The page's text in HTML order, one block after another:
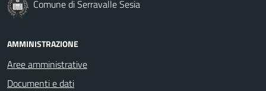
Comune di Serravalle Sesia
AMMINISTRAZIONE
Aree amministrative
Documenti e dati